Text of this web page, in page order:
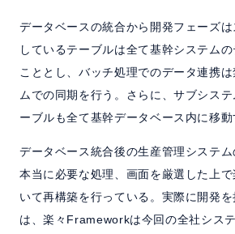
データベースの統合から開発フェーズ
しているテーブルは全て基幹システム
こととし、バッチ処理でのデータ連携
ムでの同期を行う。さらに、サブシス
ーブルも全て基幹データベース内に移動
データベース統合後の生産管理システム
本当に必要な処理、画面を厳選した上
いて再構築を行っている。実際に開発
は、楽々Frameworkは今回の全社シス